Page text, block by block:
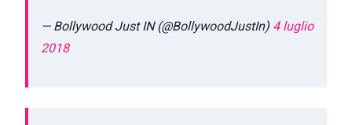
— Bollywood Just IN (@BollywoodJustIn) 4 luglio
2018